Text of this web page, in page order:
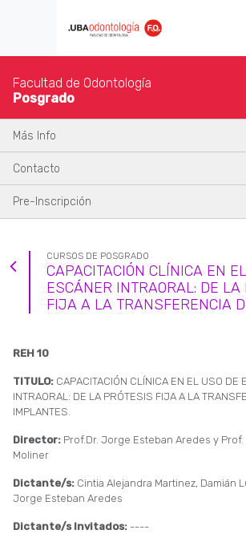
Facultad de Odontología
Posgrado
Más Info
Contacto
Pre-Inscripción
CURSOS DE POSGRADO
CAPACITACIÓN CLÍNICA EN
ESCÁNER INTRAORAL: DE LA
FIJA A LA TRANSFERENCIA
REH 10
TITULO: CAPACITACIÓN CLÍNICA EN EL USO DE
INTRAORAL: DE LA PRÓTESIS FIJA A LA
IMPLANTES.
Director: Prof.Dr. Jorge Esteban Aredes y Prof.
Moliner
Dictante/s: Cintia Alejandra Martinez, Damián
Jorge Esteban Aredes
Dictante/s Invitados: ----